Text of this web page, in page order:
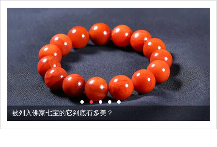
被列入佛家七宝的它到底有多美？